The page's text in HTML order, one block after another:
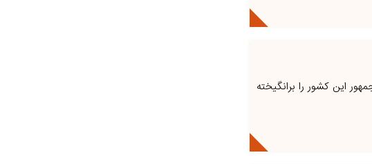
این کشور را برانگیخته